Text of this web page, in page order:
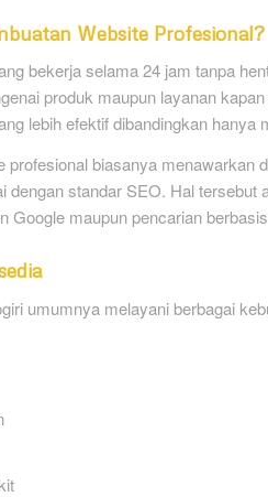
Website Profesional?
bekerja selama 24 jam tanpa
produk maupun layanan
lebih efektif dibandingkan hanya
profesional biasanya menawarkan
standar SEO. Hal
Google maupun pencarian
umumnya melayani berbagai